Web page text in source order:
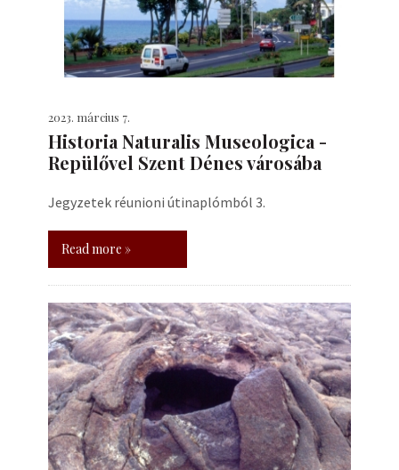
2023. március 7.
Historia Naturalis Museologica -
Repülővel Szent Dénes városába
Jegyzetek réunioni útinaplómból 3.
Read more »